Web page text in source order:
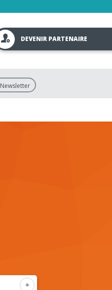
DEVENIR PARTENAIRE
Newsletter
+